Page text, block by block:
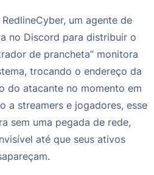
um agente de
no Discord para distribuir o
de prancheta” monitora
trocando o endereço da
do atacante no momento em
a streamers e jogadores, esse
sem uma pegada de rede,
até que seus ativos